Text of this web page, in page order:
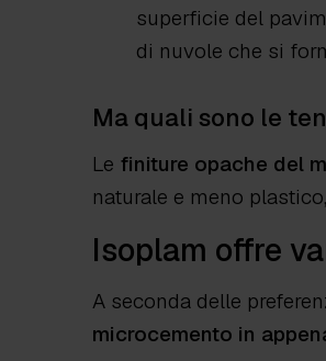
superficie del
di nuvole che si
Ma quali sono le
Le finiture opache del
naturale e meno
Isoplam offre
A seconda delle
microcemento in